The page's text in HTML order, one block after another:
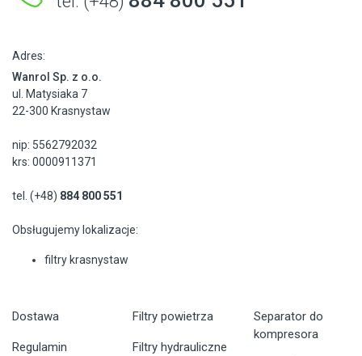
Adres:
Wanrol Sp. z o.o.
ul. Matysiaka 7
22-300 Krasnystaw
nip: 5562792032
krs: 0000911371
tel. (+48) 884 800 551
Obsługujemy lokalizacje:
filtry krasnystaw
Dostawa
Regulamin
Filtry powietrza
Filtry hydrauliczne
Separator do
kompresora